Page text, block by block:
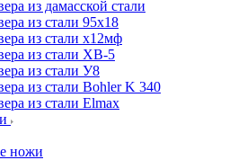
из дамасской стали
из стали 95х18
из стали х12мф
из стали ХВ-5
из стали У8
из стали Bohler K 340
из стали Elmax
ножи